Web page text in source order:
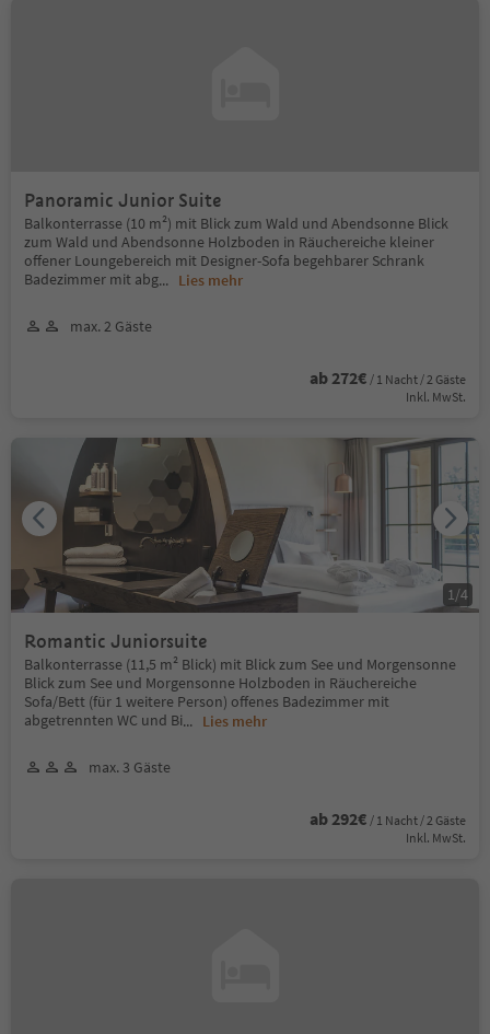
Panoramic Junior Suite
Balkonterrasse (10 m²) mit Blick zum Wald und Abendsonne Blick
zum Wald und Abendsonne Holzboden in Räuchereiche kleiner
offener Loungebereich mit Designer-Sofa begehbarer Schrank
Badezimmer mit abg... Lies mehr
max. 2 Gäste
ab 272€ / 1 Nacht / 2 Gäste
Inkl. MwSt.
Romantic Juniorsuite
Balkonterrasse (11,5 m² Blick) mit Blick zum See und Morgensonne
Blick zum See und Morgensonne Holzboden in Räuchereiche
Sofa/Bett (für 1 weitere Person) offenes Badezimmer mit
abgetrennten WC und Bi... Lies mehr
max. 3 Gäste
ab 292€ / 1 Nacht / 2 Gäste
Inkl. MwSt.
1 /4